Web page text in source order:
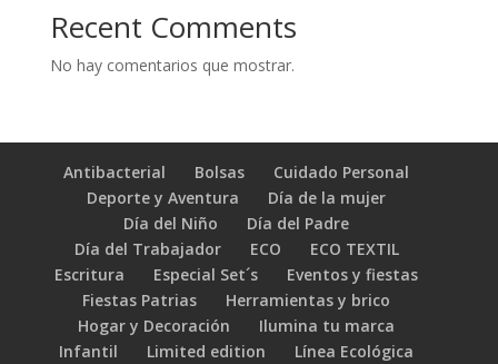
Recent Comments
No hay comentarios que mostrar.
Antibacterial Bolsas
Cuidado Personal
Deporte y Aventura
Día de la mujer
Día del Niño
Día del Padre
Día del Trabajador
ECO
ECO TEXTIL
Escritura
Especial Set´s
Eventos y fiestas
Fiestas Patrias
Herramientas y brico
Hogar y Decoración
Ilumina tu marca
Infantil
Limited edition
Línea Ecológica